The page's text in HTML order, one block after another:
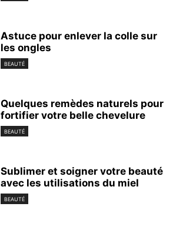
Astuce pour enlever la colle sur
les ongles
BEAUTÉ
Quelques remèdes naturels pour
fortifier votre belle chevelure
BEAUTÉ
Sublimer et soigner votre beauté
avec les utilisations du miel
BEAUTÉ